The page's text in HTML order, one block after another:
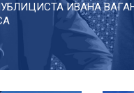
ИВАНА